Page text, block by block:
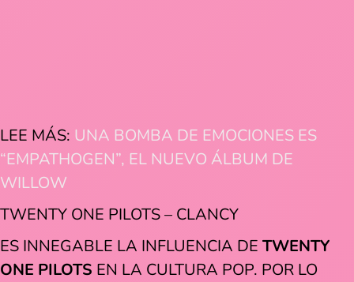
LEE MÁS: UNA BOMBA DE EMOCIONES ES
“EMPATHOGEN”, EL NUEVO ÁLBUM DE
WILLOW
TWENTY ONE PILOTS – CLANCY
ES INNEGABLE LA INFLUENCIA DE TWENTY
ONE PILOTS EN LA CULTURA POP. POR LO